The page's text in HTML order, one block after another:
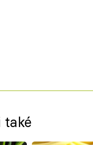
také